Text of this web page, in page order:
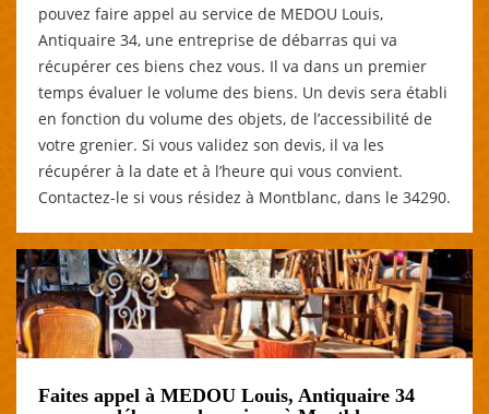
pouvez faire appel au service de MEDOU Louis,
Antiquaire 34, une entreprise de débarras qui va
récupérer ces biens chez vous. Il va dans un premier
temps évaluer le volume des biens. Un devis sera établi
en fonction du volume des objets, de l’accessibilité de
votre grenier. Si vous validez son devis, il va les
récupérer à la date et à l’heure qui vous convient.
Contactez-le si vous résidez à Montblanc, dans le 34290.
Faites appel à MEDOU Louis, Antiquaire 34